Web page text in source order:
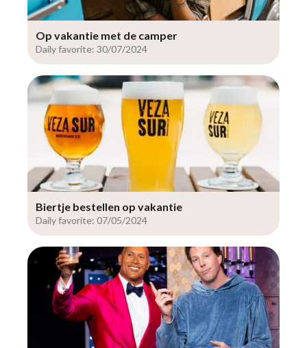
Op vakantie met de camper
Daily favorite: 30/07/2024
Biertje bestellen op vakantie
Daily favorite: 07/05/2024